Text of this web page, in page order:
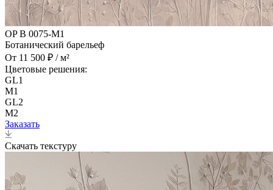
OP B 0075-M1
Ботанический барельеф
От 11 500 ₽ / м²
Цветовые решения:
GL1
M1
GL2
M2
Заказать
Скачать текстуру